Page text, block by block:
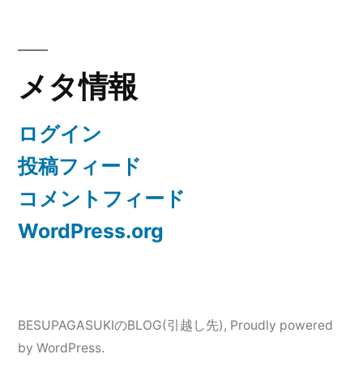
メタ情報
ログイン
投稿フィード
コメントフィード
WordPress.org
BESUPAGASUKIのBLOG(引越し先), Proudly powered
by WordPress.